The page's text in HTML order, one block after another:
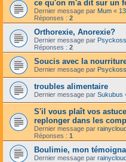
ce qu'on m'a dit sur un
Dernier message par Mum «
Réponses : 2
Orthorexie, Anorexie?
Dernier message par Psyckoss
Réponses : 2
Soucis avec la
Dernier message par Psyckoss
troubles alimentaire
Dernier message par Sukubus
S'il vous plaît vos
replonger dans les
Dernier message par
Réponses : 1
Boulimie, mon
Dernier message par